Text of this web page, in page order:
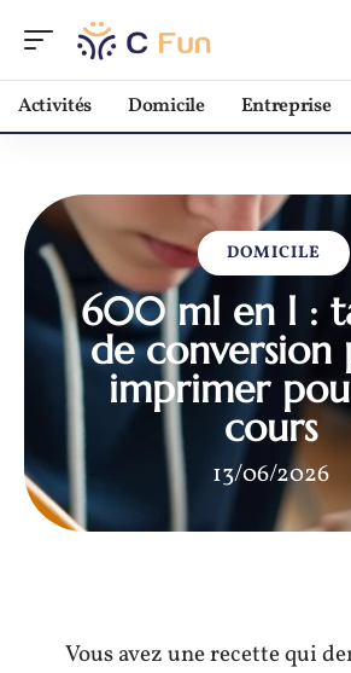
Activités Domicile Entreprise
DOMICILE
600 ml en l :
de conversion
imprimer
cours
13/06/2026
Vous avez une recette qui